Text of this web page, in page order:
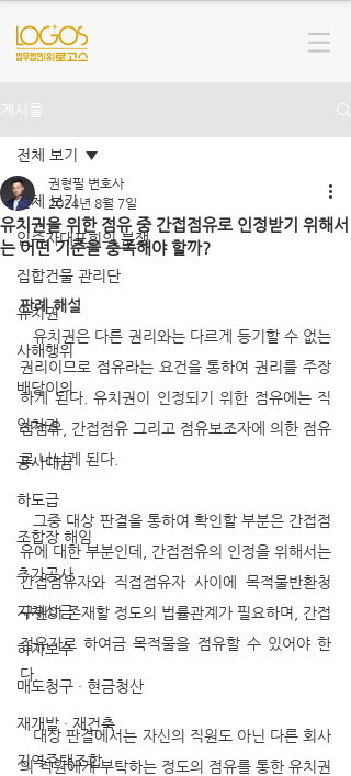
게시물
전체 보기
입주자대표회의 분쟁
집합건물 관리단
유치권
사해행위
배당이의
임차권
공사대금
하도급
조합장 해임
추가공사
지체상금
하자보수
매도청구 · 현금청산
재개발 · 재건축
지역주택조합
전체 보기
유치권을 위한 점유 중 간접점유로 인정받기 위해서
는 어떤 기준을 충족해야 할까?
권형필 변호사
2024년 8월 7일
판례 해설
   유치권은 다른 권리와는 다르게 등기할 수 없는
권리이므로 점유라는 요건을 통하여 권리를 주장
하게 된다. 유치권이 인정되기 위한 점유에는 직
접점유, 간접점유 그리고 점유보조자에 의한 점유
로 나뉘게 된다.
유에 대한 부분인데, 간접점유의 인정을 위해서는
간접점유자와 직접점유자 사이에 목적물반환청
구권이 존재할 정도의 법률관계가 필요하며, 간접
점유자로 하여금 목적물을 점유할 수 있어야 한
다.
   대상 판결에서는 자신의 직원도 아닌 다른 회사
의 직원에게 부탁하는 정도의 점유를 통한 유치권